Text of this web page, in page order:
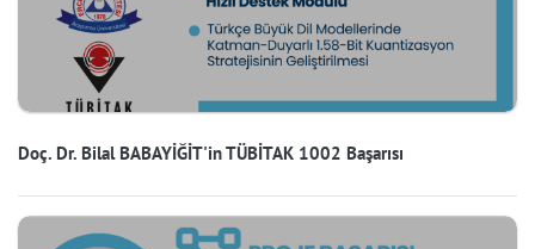
Doç. Dr. Bilal BABAYİĞİT'in TÜBİTAK 1002 Başarısı